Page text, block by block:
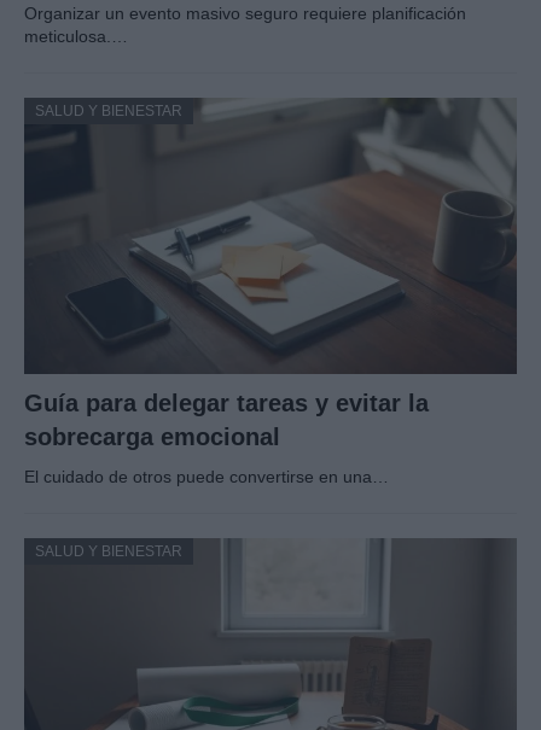
Organizar un evento masivo seguro requiere planificación
meticulosa.…
SALUD Y BIENESTAR
Guía para delegar tareas y evitar la
sobrecarga emocional
El cuidado de otros puede convertirse en una…
SALUD Y BIENESTAR